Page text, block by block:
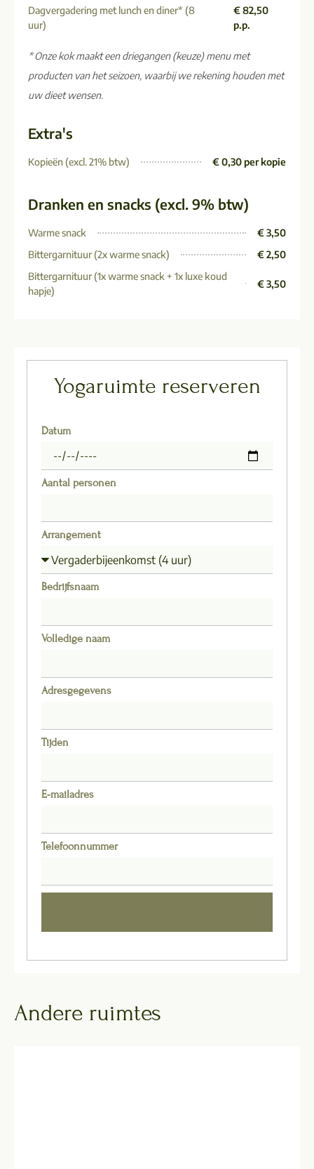
Dagvergadering met lunch en diner* (8
uur)
€ 82,50
p.p.
* Onze kok maakt een driegangen (keuze) menu met
producten van het seizoen, waarbij we rekening houden met
uw dieet wensen.
Extra's
Kopieën (excl. 21% btw) € 0,30 per kopie
Dranken en snacks (excl. 9% btw)
Warme snack
€ 3,50
Bittergarnituur (2x warme snack)
€ 2,50
Bittergarnituur (1x warme snack + 1x luxe koud
hapje)
€ 3,50
Yogaruimte reserveren
Datum
Aantal personen
Arrangement
Bedrijfsnaam
Volledige naam
Adresgegevens
Tijden
E-mailadres
Telefoonnummer
Andere ruimtes